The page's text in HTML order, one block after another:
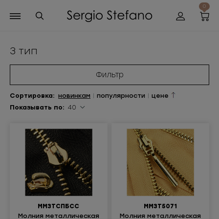
0
3 тип
Фильтр
Сортировка: новинкам | популярности | цене
Показывать по: 40
ММ3ТСПБСС
Молния металлическая
ММ3Т5071
Молния металлическая